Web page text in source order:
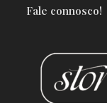
Fale connosco!